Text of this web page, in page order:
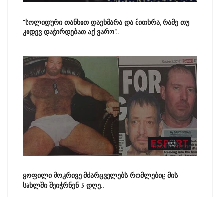
"სოლიდური თანხით დაეხმარა და მითხრა, რამე თუ
კიდევ დაჭირდებათ აქ ვარო"..
ყოფილი მოკრივე მძარცველებს რომლებიც მის
სახლში შეიჭრნენ 5 დღე..